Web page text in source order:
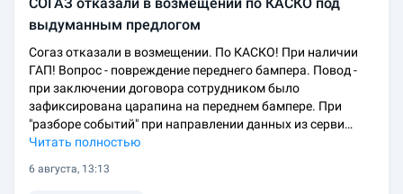
выдуманным предлогом
Согаз отказали в возмещении. По КАСКО! При наличии
ГАП! Вопрос - повреждение переднего бампера. Повод -
при заключении договора сотрудником было
зафиксирована царапина на переднем бампере. При
"разборе событий" при направлении данных из серви…
Читать полностью
6 августа, 13:13